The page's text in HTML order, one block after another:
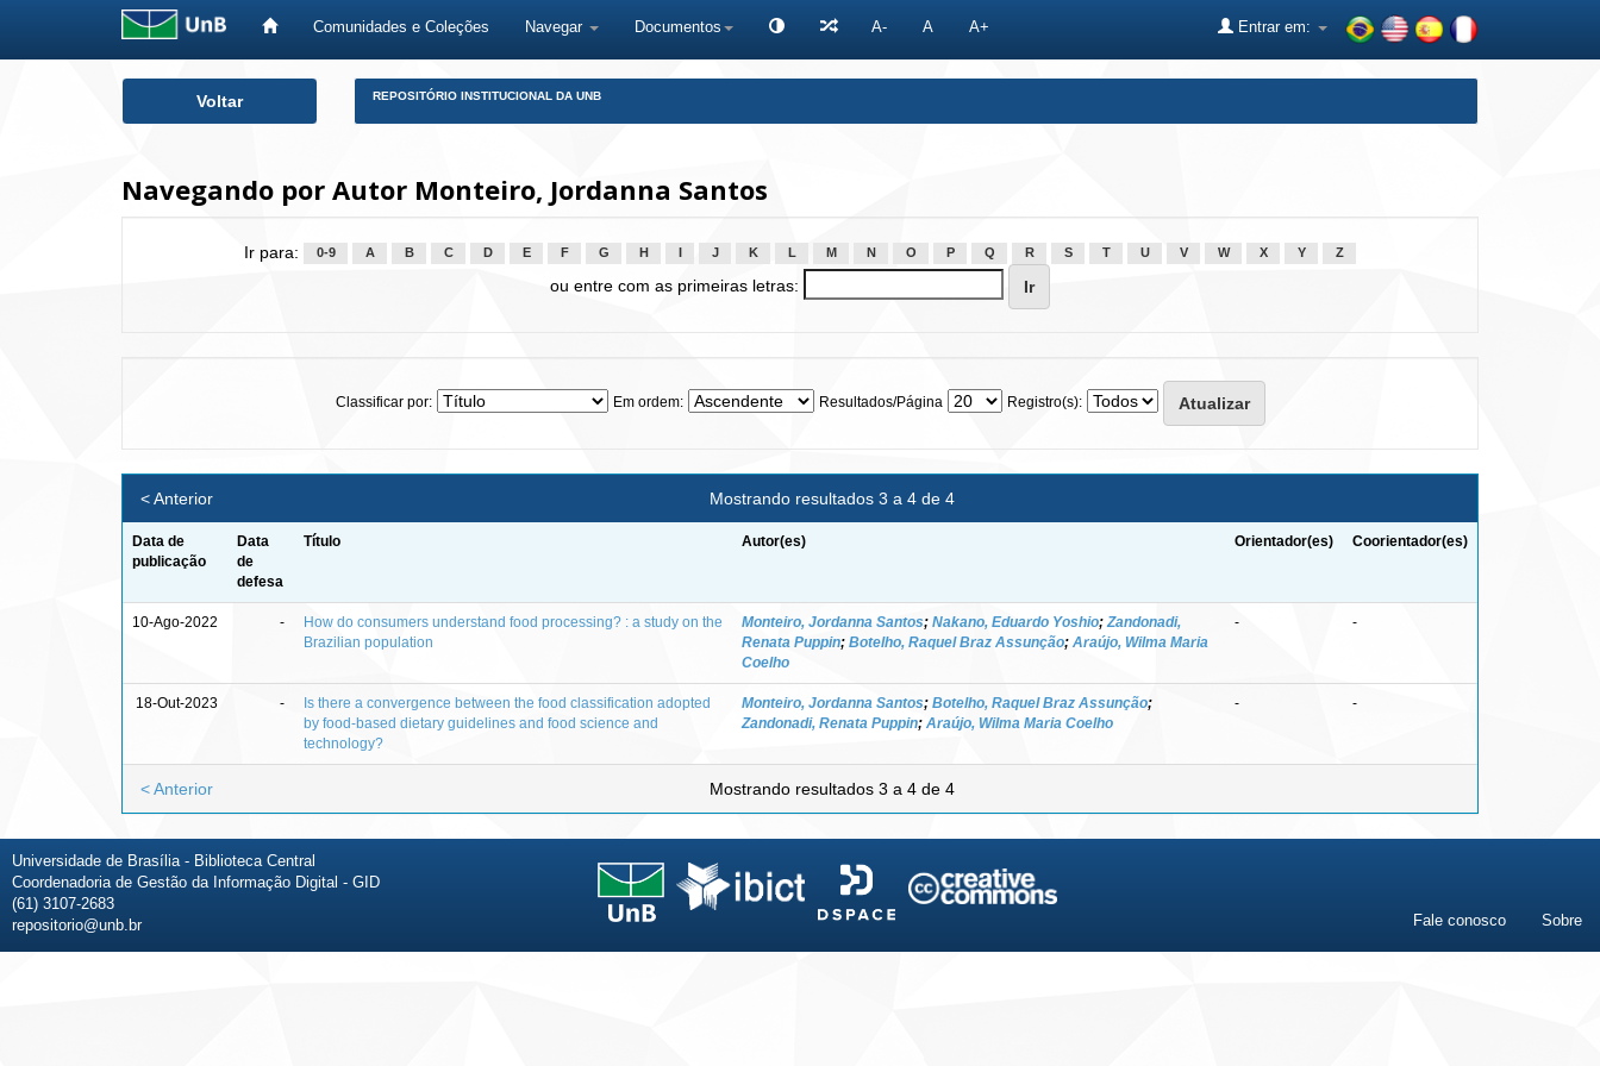
Comunidades e Coleções Navegar Documentos A- A A+ Entrar em:
Voltar REPOSITÓRIO INSTITUCIONAL DA UNB
Navegando por Autor Monteiro, Jordanna Santos
Ir para: 0-9 A B C D E F G H J K L M N O P Q R S T U V W X Y Z
ou entre com as primeiras letras:
Classificar por: Em ordem: Resultados/Página Registro(s):
Mostrando resultados 3 a 4 de 4
< Anterior
Data de
publicação
Data
de
defesa
Título Autor(es) Orientador(es) Coorientador(es)
10-Ago-2022 -
How do consumers understand food processing? : a study on the
Brazilian population
Monteiro, Jordanna Santos; Nakano, Eduardo Yoshio; Zandonadi,
Renata Puppin; Botelho, Raquel Braz Assunção; Araújo, Wilma Maria
Coelho
- -
18-Out-2023 -
Is there a convergence between the food classification adopted
by food-based dietary guidelines and food science and
technology?
Monteiro, Jordanna Santos; Botelho, Raquel Braz Assunção;
Zandonadi, Renata Puppin; Araújo, Wilma Maria Coelho
- -
Mostrando resultados 3 a 4 de 4
< Anterior
Universidade de Brasília - Biblioteca Central
Coordenadoria de Gestão da Informação Digital - GID
(61) 3107-2683
repositorio@unb.br
Fale conosco Sobre